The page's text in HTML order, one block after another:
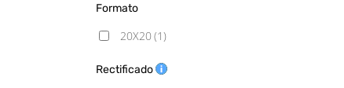
Formato
20X20 (1)
Rectificado